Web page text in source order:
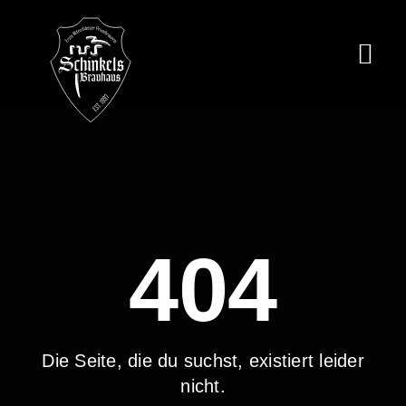
springen
Für
404
Die Seite, die du suchst, existiert leider
nicht.